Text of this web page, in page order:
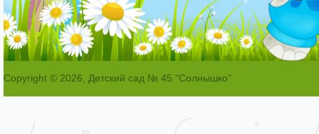
Copyright © 2026, Детский сад № 45 "Солнышко"